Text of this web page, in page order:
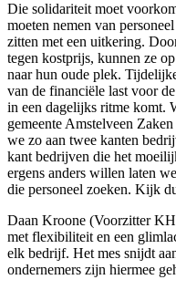
Die solidariteit moet
moeten nemen van
zitten met een uitkering.
tegen kostprijs, kunnen ze
naar hun oude plek.
van de financiële last voor
in een dagelijks ritme komt.
gemeente Amstelveen
we zo aan twee kanten
kant bedrijven die het
ergens anders willen laten
die personeel zoeken. Kijk
Daan Kroone (Voorzitter
met flexibiliteit en een
elk bedrijf. Het mes snijdt
ondernemers zijn hiermee